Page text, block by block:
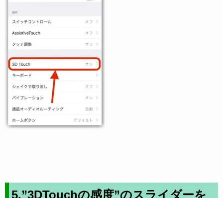
5.”3DTouchの感度”のスライダーを